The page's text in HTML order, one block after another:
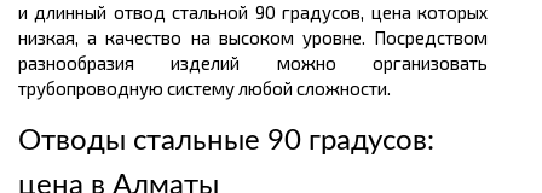
и длинный отвод стальной 90 градусов, цена которых
низкая, а качество на высоком уровне. Посредством
разнообразия изделий можно организовать
трубопроводную систему любой сложности.
Отводы стальные 90 градусов:
цена в Алматы